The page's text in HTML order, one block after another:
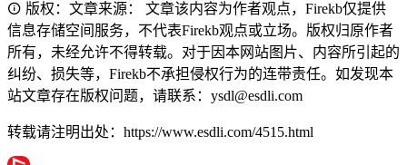
版权：文章来源： 文章该内容为作者观点，Firekb仅提供
信息存储空间服务，不代表Firekb观点或立场。版权归原作者
所有，未经允许不得转载。对于因本网站图片、内容所引起的
纠纷、损失等，Firekb不承担侵权行为的连带责任。如发现本
站文章存在版权问题，请联系：ysdl@esdli.com
转载请注明出处：https://www.esdli.com/4515.html